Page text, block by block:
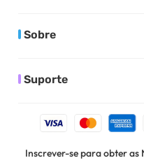
Sobre
Suporte
Inscrever-se para obter as